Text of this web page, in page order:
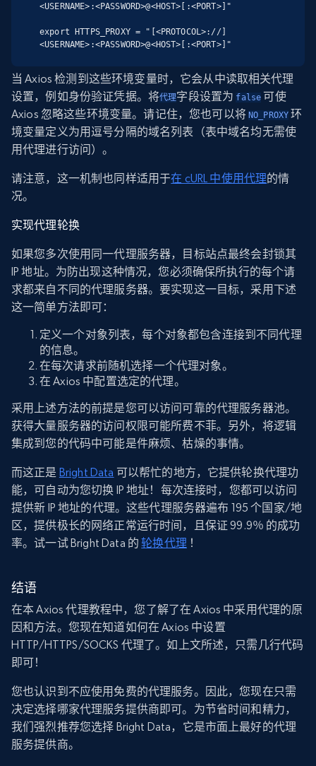
<USERNAME>:<PASSWORD>@<HOST>[:<PORT>]"
export HTTPS_PROXY = "[<PROTOCOL>://]
<USERNAME>:<PASSWORD>@<HOST>[:<PORT>]"
当 Axios 检测到这些环境变量时，它会从中读取相关代理
设置，例如身份验证凭据。将代理字段设置为 false 可使
Axios 忽略这些环境变量。请记住，您也可以将 NO_PROXY 环
境变量定义为用逗号分隔的域名列表（表中域名均无需使
用代理进行访问）。
请注意，这一机制也同样适用于在 cURL 中使用代理的情
况。
实现代理轮换
如果您多次使用同一代理服务器，目标站点最终会封锁其
IP 地址。为防出现这种情况，您必须确保所执行的每个请
求都来自不同的代理服务器。要实现这一目标，采用下述
这一简单方法即可：
定义一个对象列表，每个对象都包含连接到不同代理
的信息。
在每次请求前随机选择一个代理对象。
在 Axios 中配置选定的代理。
采用上述方法的前提是您可以访问可靠的代理服务器池。
获得大量服务器的访问权限可能所费不菲。另外，将逻辑
集成到您的代码中可能是件麻烦、枯燥的事情。
而这正是 Bright Data 可以帮忙的地方，它提供轮换代理功
能，可自动为您切换 IP 地址！每次连接时，您都可以访问
提供新 IP 地址的代理。这些代理服务器遍布 195 个国家/地
区，提供极长的网络正常运行时间，且保证 99.9％ 的成功
率。试一试 Bright Data 的轮换代理 ！
结语
在本 Axios 代理教程中，您了解了在 Axios 中采用代理的原
因和方法。您现在知道如何在 Axios 中设置
HTTP/HTTPS/SOCKS 代理了。如上文所述，只需几行代码
即可！
您也认识到不应使用免费的代理服务。因此，您现在只需
决定选择哪家代理服务提供商即可。为节省时间和精力，
我们强烈推荐您选择 Bright Data，它是市面上最好的代理
服务提供商。